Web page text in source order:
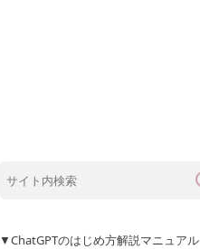
▼ChatGPTのはじめ方解説マニュアル